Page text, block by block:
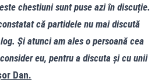
chestiuni sunt puse azi în discuție.
că partidele nu mai discută
Și atunci am ales o persoană cea
eu, pentru a discuta și cu unii
Dan.